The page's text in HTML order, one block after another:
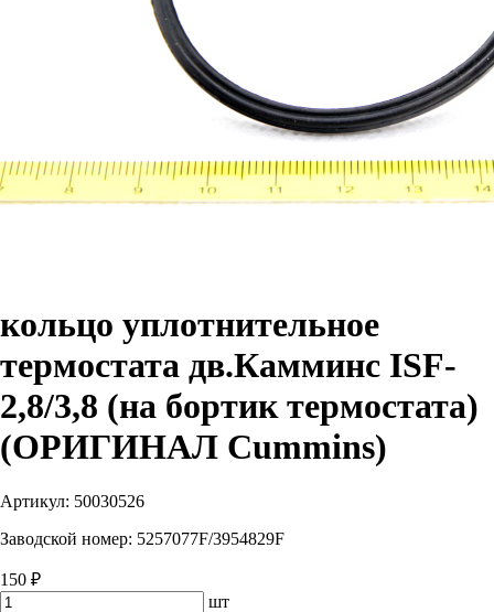
кольцо уплотнительное
термостата дв.Камминс ISF-
2,8/3,8 (на бортик термостата)
(ОРИГИНАЛ Cummins)
Артикул: 50030526
Заводской номер: 5257077F/3954829F
150 ₽
шт